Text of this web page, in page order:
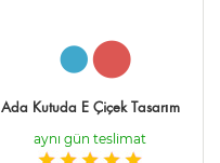
Ada Kutuda E Çiçek Tasarım
aynı gün teslimat